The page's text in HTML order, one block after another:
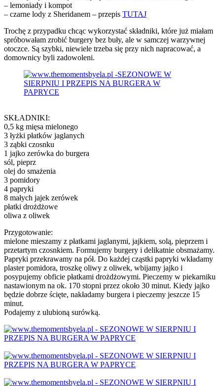
– lemoniady i kompot
– czarne lody z Sheridanem – przepis TUTAJ
Trochę z przypadku chcąc wykorzystać składniki, które już miałam
spróbowałam zrobić burgery bez buły, ale w samczej warzywnej
otoczce. Są szybki, niewiele trzeba się przy nich napracować, a
domownicy byli zadowoleni.
SKŁADNIKI:
0,5 kg mięsa mielonego
3 łyżki płatków jaglanych
3 ząbki czosnku
1 jajko zerówka do burgera
sól, pieprz
olej do smażenia
3 pomidory
4 papryki
8 małych jajek zerówek
płatki drożdżowe
oliwa z oliwek
Przygotowanie:
mielone mieszamy z płatkami jaglanymi, jajkiem, solą, pieprzem i
przetartym czosnkiem. Formujemy burgery i delikatnie obsmażamy.
Papryki przekrawamy na pół. Do każdej cząstki papryki wkładamy
plaster pomidora, troszkę oliwy z oliwek, wbijamy jajko i
posypujemy obficie płatkami drożdżowymi. Pieczemy w piekarniku
nastawionym na ok. 170 stopni przez około 30 minut. Kiedy jajko
będzie dobrze ścięte, nakładamy burgera i pieczemy jeszcze 15
minut.
Podajemy z ulubioną surówką.